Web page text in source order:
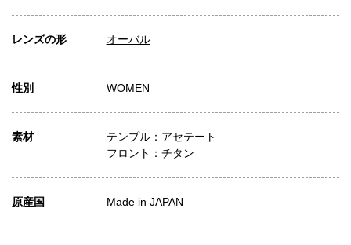
レンズの形 オーバル
性別 WOMEN
素材
テンプル：アセテート
フロント：チタン
原産国 Made in JAPAN